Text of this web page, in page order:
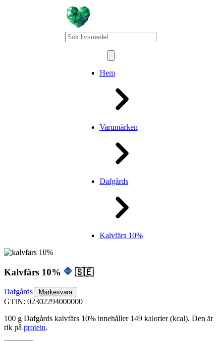
Hem
Varumärken
Dafgårds
Kalvfärs 10%
Kalvfärs 10% 🇸🇪
Dafgårds Märkesvara
GTIN: 02302294000000
100 g Dafgårds kalvfärs 10% innehåller 149 kalorier (kcal). Den är
rik på protein.